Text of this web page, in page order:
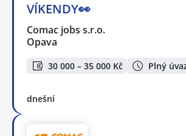
VÍKENDY👀
Comac jobs s.r.o.
Opava
30 000 – 35 000 Kč Plný
dnešní